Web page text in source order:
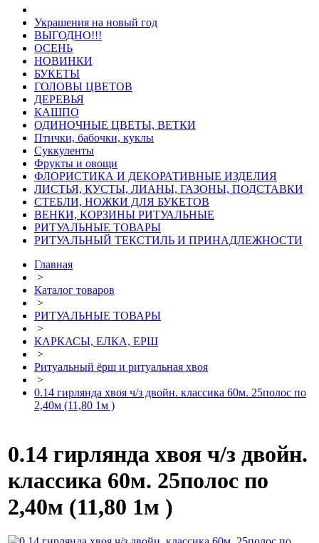
Украшения на новый год
ВЫГОДНО!!!
ОСЕНЬ
НОВИНКИ
БУКЕТЫ
ГОЛОВЫ ЦВЕТОВ
ДЕРЕВЬЯ
КАШПО
ОДИНОЧНЫЕ ЦВЕТЫ, ВЕТКИ
Птички, бабочки, куклы
Суккуленты
Фрукты и овощи
ФЛОРИСТИКА И ДЕКОРАТИВНЫЕ ИЗДЕЛИЯ
ЛИСТЬЯ, КУСТЫ, ЛИАНЫ, ГАЗОНЫ, ПОДСТАВКИ
СТЕБЛИ, НОЖКИ ДЛЯ БУКЕТОВ
ВЕНКИ, КОРЗИНЫ РИТУАЛЬНЫЕ
РИТУАЛЬНЫЕ ТОВАРЫ
РИТУАЛЬНЫЙ ТЕКСТИЛЬ И ПРИНАДЛЕЖНОСТИ
Главная
>
Каталог товаров
>
РИТУАЛЬНЫЕ ТОВАРЫ
>
КАРКАСЫ, ЕЛКА, ЕРШ
>
Ритуальный ёрш и ритуальная хвоя
>
0.14 гирлянда хвоя ч/з двойн. классика 60м. 25полос по
2,40м (11,80 1м )
0.14 гирлянда хвоя ч/з двойн.
классика 60м. 25полос по
2,40м (11,80 1м )